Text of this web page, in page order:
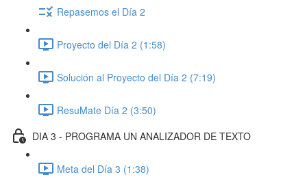
Repasemos el Día 2
Proyecto del Día 2 (1:58)
Solución al Proyecto del Día 2 (7:19)
ResuMate Día 2 (3:50)
DIA 3 - PROGRAMA UN ANALIZADOR DE TEXTO
Meta del Día 3 (1:38)